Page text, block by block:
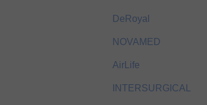
DeRoyal
NOVAMED
AirLife
INTERSURGICAL